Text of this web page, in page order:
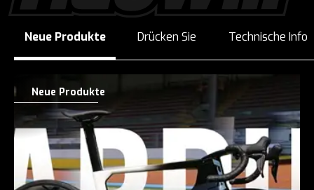
Neue Produkte Drücken Sie Technische Info
Neue Produkte